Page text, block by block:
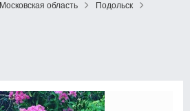
Московская область
Подольск